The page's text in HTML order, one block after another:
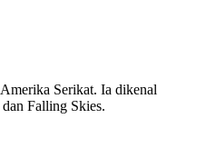
Serikat. Ia dikenal
Falling Skies.